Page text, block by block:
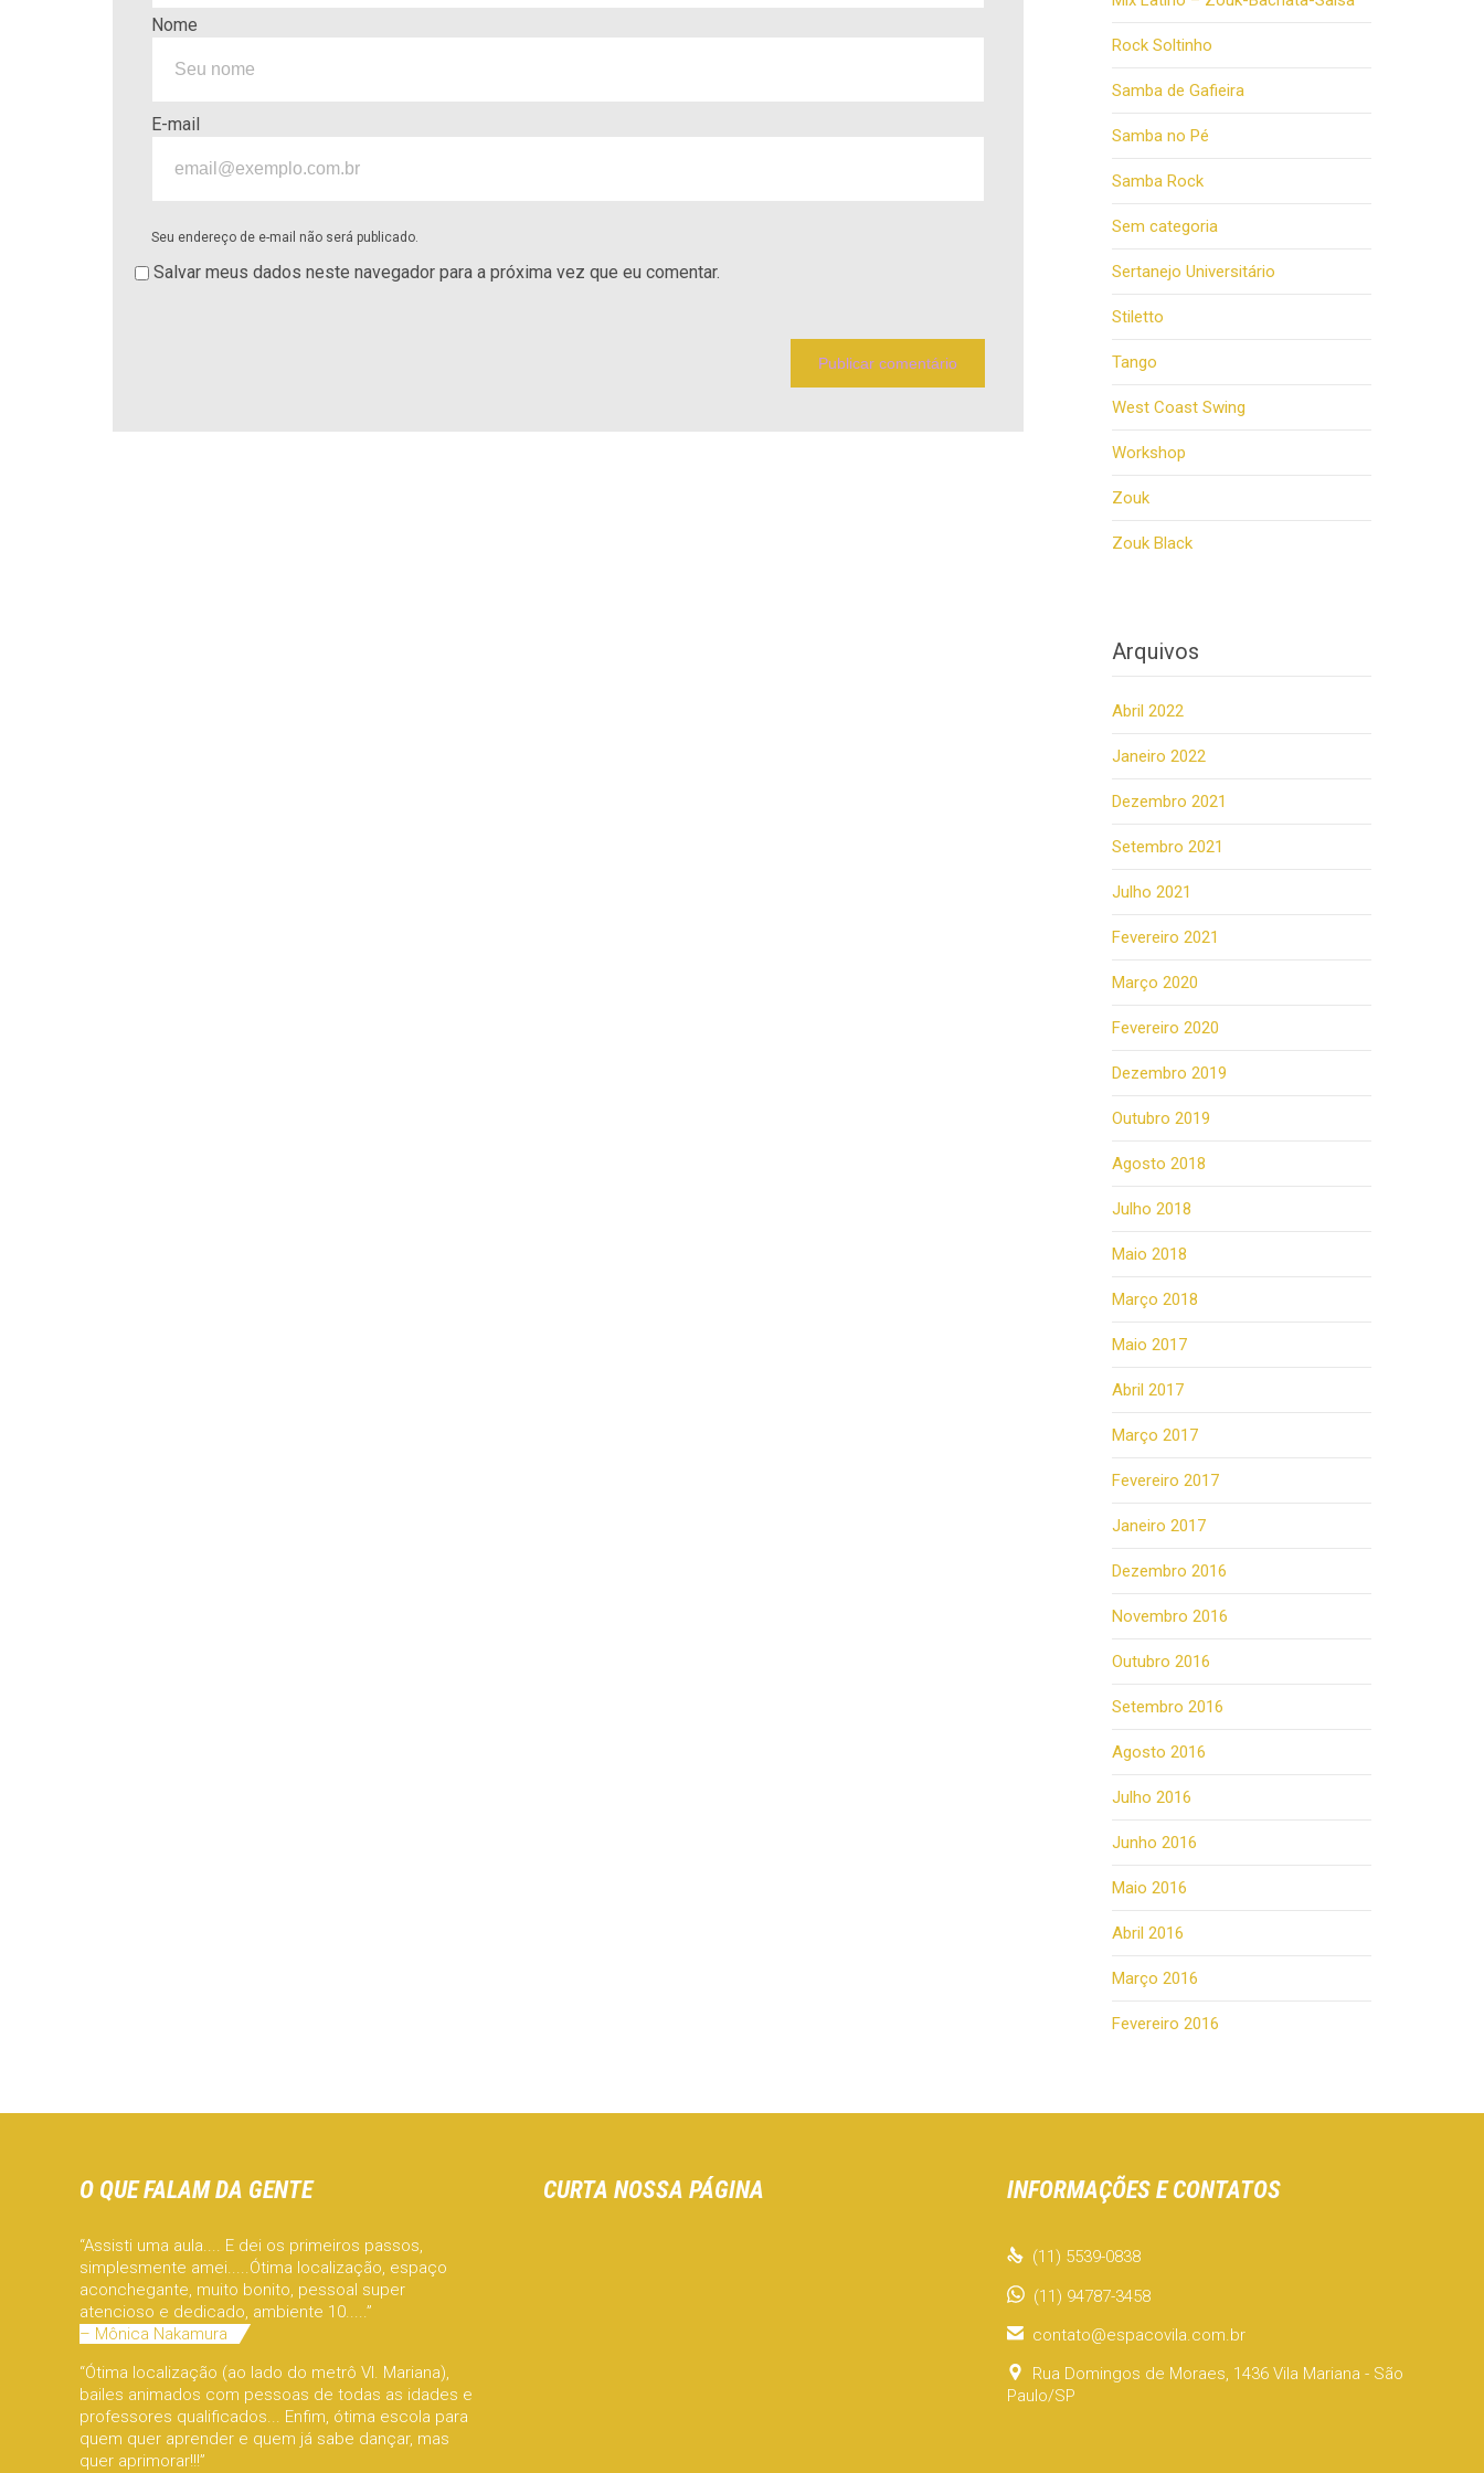
Nome
E-mail
Seu endereço de e-mail não será publicado.
Salvar meus dados neste navegador para a próxima vez que eu comentar.
Rock Soltinho
Samba de Gafieira
Samba no Pé
Samba Rock
Sem categoria
Sertanejo Universitário
Stiletto
Tango
West Coast Swing
Workshop
Zouk
Zouk Black
Arquivos
Abril 2022
Janeiro 2022
Dezembro 2021
Setembro 2021
Julho 2021
Fevereiro 2021
Março 2020
Fevereiro 2020
Dezembro 2019
Outubro 2019
Agosto 2018
Julho 2018
Maio 2018
Março 2018
Maio 2017
Abril 2017
Março 2017
Fevereiro 2017
Janeiro 2017
Dezembro 2016
Novembro 2016
Outubro 2016
Setembro 2016
Agosto 2016
Julho 2016
Junho 2016
Maio 2016
Abril 2016
Março 2016
Fevereiro 2016
O QUE FALAM DA GENTE
“Assisti uma aula.... E dei os primeiros passos,
simplesmente amei.....Ótima localização, espaço
aconchegante, muito bonito, pessoal super
atencioso e dedicado, ambiente 10.....”
– Mônica Nakamura
“Ótima localização (ao lado do metrô Vl. Mariana),
bailes animados com pessoas de todas as idades e
professores qualificados... Enfim, ótima escola para
quem quer aprender e quem já sabe dançar, mas
quer aprimorar!!!”
CURTA NOSSA PÁGINA INFORMAÇÕES E CONTATOS
 (11) 5539-0838
(11) 94787-3458
 contato@espacovila.com.br

Rua Domingos de Moraes, 1436 Vila Mariana - São
Paulo/SP